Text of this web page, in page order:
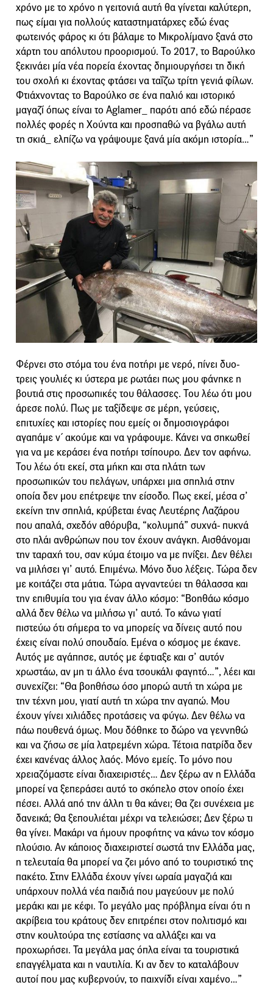
χρόνο με το χρόνο η γειτονιά αυτή θα γίνεται καλύτερη,
πως είμαι για πολλούς καταστηματάρχες εδώ ένας
φωτεινός φάρος κι ότι βάλαμε το Μικρολίμανο ξανά στο
χάρτη του απόλυτου προορισμού. Το 2017, το Βαρούλκο
ξεκινάει μία νέα πορεία έχοντας δημιουργήσει τη δική
του σχολή κι έχοντας φτάσει να ταΐζω τρίτη γενιά φίλων.
Φτιάχνοντας το Βαρούλκο σε ένα παλιό και ιστορικό
μαγαζί όπως είναι το Aglamer_ παρότι από εδώ πέρασε
πολλές φορές η Χούντα και προσπαθώ να βγάλω αυτή
τη σκιά_ ελπίζω να γράψουμε ξανά μία ακόμη ιστορία…”
Φέρνει στο στόμα του ένα ποτήρι με νερό, πίνει δυο-
τρεις γουλιές κι ύστερα με ρωτάει πως μου φάνηκε η
βουτιά στις προσωπικές του θάλασσες. Του λέω ότι μου
άρεσε πολύ. Πως με ταξίδεψε σε μέρη, γεύσεις,
επιτυχίες και ιστορίες που εμείς οι δημοσιογράφοι
αγαπάμε ν΄ ακούμε και να γράφουμε. Κάνει να σηκωθεί
για να με κεράσει ένα ποτήρι τσίπουρο. Δεν τον αφήνω.
Του λέω ότι εκεί, στα μήκη και στα πλάτη των
προσωπικών του πελάγων, υπάρχει μια σπηλιά στην
οποία δεν μου επέτρεψε την είσοδο. Πως εκεί, μέσα σ’
εκείνη την σπηλιά, κρύβεται ένας Λευτέρης Λαζάρου
που απαλά, σχεδόν αθόρυβα, “κολυμπά” συχνά- πυκνά
στο πλάι ανθρώπων που τον έχουν ανάγκη. Αισθάνομαι
την ταραχή του, σαν κύμα έτοιμο να με πνίξει. Δεν θέλει
να μιλήσει γι’ αυτό. Επιμένω. Μόνο δυο λέξεις. Τώρα δεν
με κοιτάζει στα μάτια. Τώρα αγναντεύει τη θάλασσα και
την επιθυμία του για έναν άλλο κόσμο: “Βοηθάω κόσμο
αλλά δεν θέλω να μιλήσω γι’ αυτό. Το κάνω γιατί
πιστεύω ότι σήμερα το να μπορείς να δίνεις αυτό που
έχεις είναι πολύ σπουδαίο. Εμένα ο κόσμος με έκανε.
Αυτός με αγάπησε, αυτός με έφτιαξε και σ’ αυτόν
χρωστάω, αν μη τι άλλο ένα τσουκάλι φαγητό…”, λέει και
συνεχίζει: “Θα βοηθήσω όσο μπορώ αυτή τη χώρα με
την τέχνη μου, γιατί αυτή τη χώρα την αγαπώ. Μου
έχουν γίνει χιλιάδες προτάσεις να φύγω. Δεν θέλω να
πάω πουθενά όμως. Μου δόθηκε το δώρο να γεννηθώ
και να ζήσω σε μία λατρεμένη χώρα. Τέτοια πατρίδα δεν
έχει κανένας άλλος λαός. Μόνο εμείς. Το μόνο που
χρειαζόμαστε είναι διαχειριστές… Δεν ξέρω αν η Ελλάδα
μπορεί να ξεπεράσει αυτό το σκόπελο στον οποίο έχει
πέσει. Αλλά από την άλλη τι θα κάνει; Θα ζει συνέχεια με
δανεικά; Θα ξεπουλιέται μέχρι να τελειώσει; Δεν ξέρω τι
θα γίνει. Μακάρι να ήμουν προφήτης να κάνω τον κόσμο
πλούσιο. Αν κάποιος διαχειριστεί σωστά την Ελλάδα μας,
η τελευταία θα μπορεί να ζει μόνο από το τουριστικό της
πακέτο. Στην Ελλάδα έχουν γίνει ωραία μαγαζιά και
υπάρχουν πολλά νέα παιδιά που μαγεύουν με πολύ
μεράκι και με κέφι. Το μεγάλο μας πρόβλημα είναι ότι η
ακρίβεια του κράτους δεν επιτρέπει στον πολιτισμό και
στην κουλτούρα της εστίασης να αλλάξει και να
προχωρήσει. Τα μεγάλα μας όπλα είναι τα τουριστικά
επαγγέλματα και η ναυτιλία. Κι αν δεν το καταλάβουν
αυτοί που μας κυβερνούν, το παιχνίδι είναι χαμένο…”